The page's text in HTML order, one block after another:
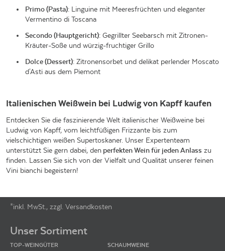
Primo (Pasta): Linguine mit Meeresfrüchten und eleganter
Vermentino di Toscana
Secondo (Hauptgericht): Gegrillter Seebarsch mit Zitronen-
Kräuter-Soße und würzig-fruchtiger Grillo
Dolce (Dessert): Zitronensorbet und delikat perlender Moscato
d'Asti aus dem Piemont
Italienischen Weißwein bei Ludwig von Kapff kaufen
Entdecken Sie die faszinierende Welt italienischer Weißweine bei
Ludwig von Kapff, vom leichtfüßigen Frizzante bis zum
vielschichtigen weißen Supertoskaner. Unser Expertenteam
unterstützt Sie gern dabei, den perfekten Wein für jeden Anlass zu
finden. Lassen Sie sich von der Vielfalt und Qualität unserer feinen
Vini bianchi begeistern!
*inkl. MwSt., zzgl. Versandkosten
Unser Sortiment
TOP-WEINGÜTER
SCHAUMWEINE